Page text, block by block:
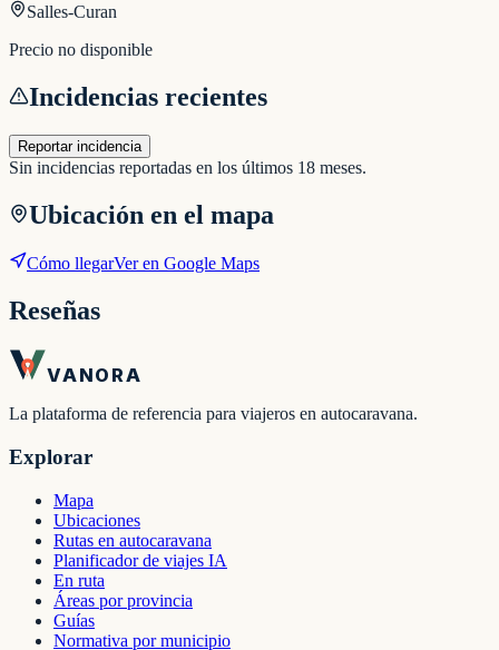
Salles-Curan
Precio no disponible
Incidencias recientes
Reportar incidencia
Sin incidencias reportadas en los últimos 18 meses.
Ubicación en el mapa
Cómo llegarVer en Google Maps
Reseñas
VANORA
La plataforma de referencia para viajeros en autocaravana.
Explorar
Mapa
Ubicaciones
Rutas en autocaravana
Planificador de viajes IA
En ruta
Áreas por provincia
Guías
Normativa por municipio